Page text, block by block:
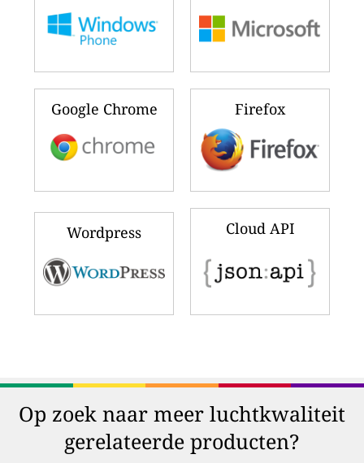
Google Chrome Firefox
Wordpress Cloud API
Op zoek naar meer luchtkwaliteit
gerelateerde producten?